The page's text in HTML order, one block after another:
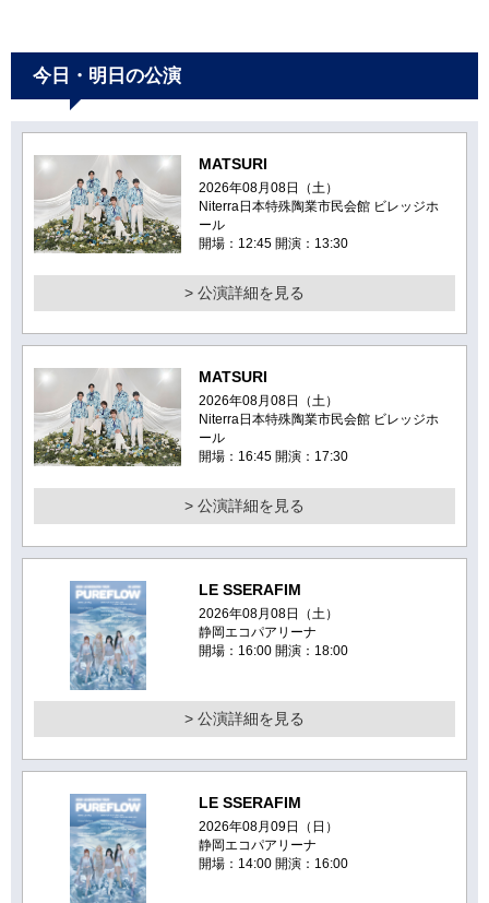
今日・明日の公演
MATSURI
2026年08月08日（土）
Niterra日本特殊陶業市民会館 ビレッジホ
ール
開場：12:45 開演：13:30
> 公演詳細を見る
MATSURI
2026年08月08日（土）
Niterra日本特殊陶業市民会館 ビレッジホ
ール
開場：16:45 開演：17:30
> 公演詳細を見る
LE SSERAFIM
2026年08月08日（土）
静岡エコパアリーナ
開場：16:00 開演：18:00
> 公演詳細を見る
LE SSERAFIM
2026年08月09日（日）
静岡エコパアリーナ
開場：14:00 開演：16:00